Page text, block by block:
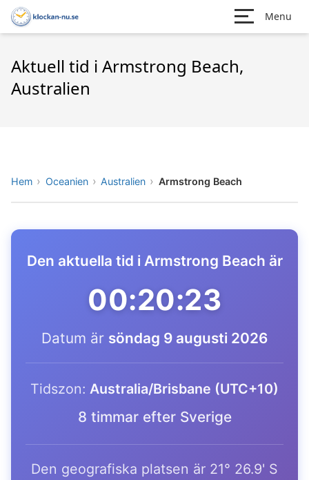
Menu
Aktuell tid i Armstrong Beach,
Australien
Hem Oceanien Australien Armstrong Beach
Den aktuella tid i Armstrong Beach är
00:20:23
Datum är söndag 9 augusti 2026
Tidszon: Australia/Brisbane (UTC+10)
8 timmar efter Sverige
Den geografiska platsen är 21° 26.9' S